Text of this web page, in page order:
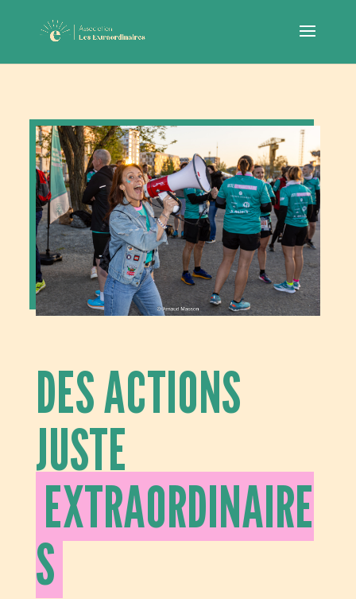
DES ACTIONS
JUSTE
EXTRAORDINAIRE
S